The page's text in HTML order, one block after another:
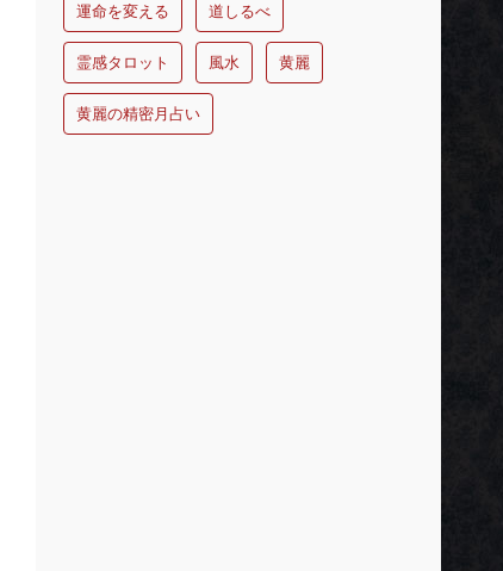
運命を変える 道しるべ
霊感タロット 風水 黄麗
黄麗の精密月占い